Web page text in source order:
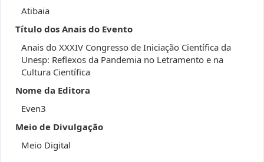
Atibaia
Título dos Anais do Evento
Anais do XXXIV Congresso de Iniciação Científica da
Unesp: Reflexos da Pandemia no Letramento e na
Cultura Científica
Nome da Editora
Even3
Meio de Divulgação
Meio Digital